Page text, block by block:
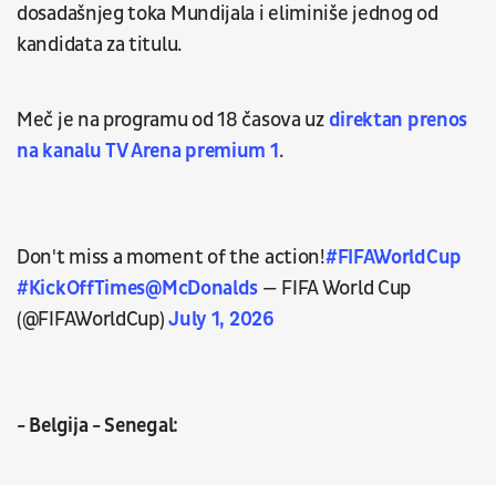
dosadašnjeg toka Mundijala i eliminiše jednog od
kandidata za titulu.
Meč je na programu od 18 časova uzdirektan prenos
na kanalu TV Arena premium 1.
Don't miss a moment of the action!#FIFAWorldCup
#KickOffTimes@McDonalds — FIFA World Cup
(@FIFAWorldCup)July 1, 2026
- Belgija - Senegal: